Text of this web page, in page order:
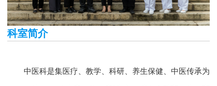
科室简介
中医科是集医疗、教学、科研、养生保健、中医传承为